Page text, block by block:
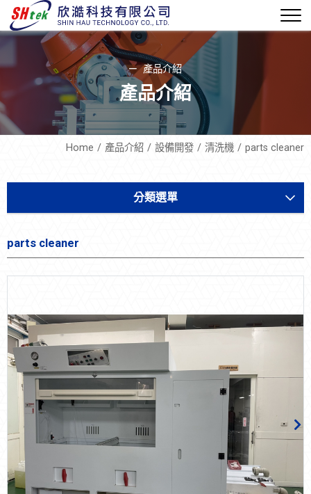
產品介紹
產品介紹
Home 產品介紹 設備開發 清洗機 parts cleaner
分類選單
清洗機
AI-AOI玻璃破片在線檢測系統
雙風刀改造實績
MARCO機
Coating stage 鍍膜改造
OEM/ODM 設備代工服務
防震系統
parts cleaner